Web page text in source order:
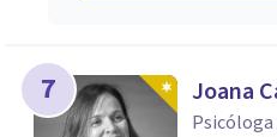
7 Joana